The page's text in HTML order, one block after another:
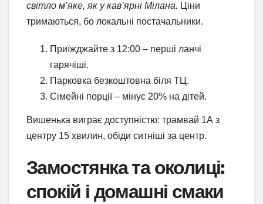
світло м’яке, як у кав’ярні Мілана. Ціни
тримаються, бо локальні постачальники.
Приїжджайте з 12:00 – перші ланчі
гарячіші.
Парковка безкоштовна біля ТЦ.
Сімейні порції – мінус 20% на дітей.
Вишенька виграє доступністю: трамвай 1А з
центру 15 хвилин, обіди ситніші за центр.
Замостянка та околиці:
спокій і домашні смаки